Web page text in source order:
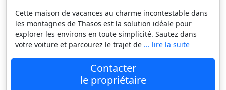
Cette maison de vacances au charme incontestable dans
les montagnes de Thasos est la solution idéale pour
explorer les environs en toute simplicité. Sautez dans
votre voiture et parcourez le trajet de ... lire la suite
Contacter
le propriétaire